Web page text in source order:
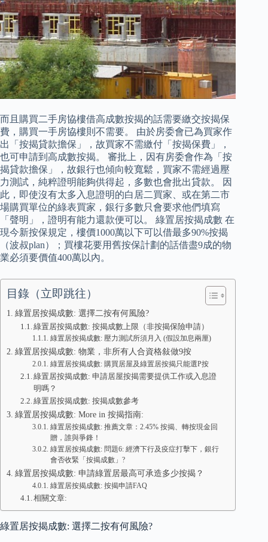
而且購買二手房協樓借高成數按揭的話需要繳交按揭保
費，購買一手房協樓則不需要。 由於房委會已為買家作
出「按揭貸款擔保」，故買家不需繳付「按揭保費」，
也可申請到高成數按揭。 審批上，因有房委會作為「按
揭貸款擔保」，故銀行也傾向較寬鬆，買家不需經過壓
力測試，純粹證明能夠供得起，多數也會批出貸款。 因
此，即使沒有太多入息證明的白居二買家、或在第二市
場購買單位的綠表買家，銀行多數只會要求他們填寫
「聲明」，證明有能力還款便可以。 綠置居按揭成數 在
現今新按保規定，樓價1000萬以下可以借最多90%按揭
（波叔plan）；買樓花要用舊按保計劃的話借盡9成的物
業必須要價值400萬以內。
目錄（立即跳往）
綠置居按揭成數: 選擇二按有何風險?
綠置居按揭成數: 按揭成數上限（非按揭保險申請）
綠置居按揭成數: 壓力測試所須月入 (假設加息兩厘)
綠置居按揭成數: 物業，非所有人合資格敍做9按
綠置居按揭成數: 購買居屋及綠置居按揭只能選P按
綠置居按揭成數: 申請居屋按揭需要提供工作或入息證
明嗎？
綠置居按揭成數: 按揭成數參考
綠置居按揭成數: More in 按揭指南:
綠置居按揭成數: 推薦文章：2.45% 按揭、轉按現金回
贈，誰與爭鋒！
綠置居按揭成數: 問題6: 經濟下行及疫症打擊下，銀行
會否收緊「按揭成數」?
綠置居按揭成數: 申請綠置居最高可承造多少按揭？
綠置居按揭成數: 按揭申請FAQ
相關文章:
綠置居按揭成數: 選擇二按有何風險?